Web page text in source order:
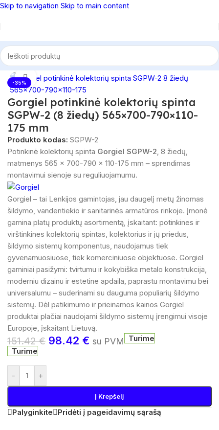
Skip to navigation Skip to main content
/Santechninė montažinė armatūra/Kolektorinės spintos
-35%
Spustelėkite, norėdami padidinti
Gorgiel potinkinė kolektorių spinta
SGPW-2 (8 žiedų) 565×700-790×110-
175 mm
Produkto kodas: SGPW-2
Potinkinė kolektorių spinta Gorgiel SGPW-2, 8 žiedų,
matmenys 565 × 700-790 × 110-175 mm – sprendimas
montavimui sienoje su reguliuojamumu.
Gorgiel – tai Lenkijos gamintojas, jau daugelį metų žinomas
šildymo, vandentiekio ir sanitarinės armatūros rinkoje. Įmonė
gamina platų produktų asortimentą, įskaitant: potinkines ir
virštinkines kolektorių spintas, kolektorius ir jų priedus,
šildymo sistemų komponentus, naudojamus tiek
gyvenamuosiuose, tiek komerciniuose objektuose. Gorgiel
gaminiai pasižymi: tvirtumu ir kokybiška metalo konstrukcija,
moderniu dizainu ir estetine apdaila, paprastu montavimu bei
universalumu – suderinami su dauguma populiarių šildymo
sistemų. Dėl patikimumo ir prieinamos kainos Gorgiel
produktai plačiai naudojami šildymo sistemų įrengimui visoje
Europoje, įskaitant Lietuvą.
151.42€ 98.42 € su PVM
Turime
Turime
- +
Į Krepšelį
Palyginkite Pridėti į pageidavimų sąrašą